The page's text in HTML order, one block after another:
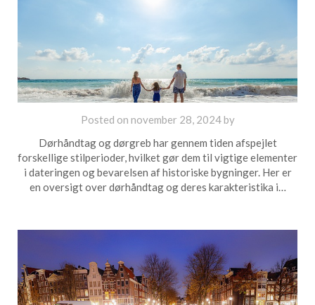
Posted on november 28, 2024by
Dørhåndtag og dørgreb har gennem tiden afspejlet
forskellige stilperioder, hvilket gør dem til vigtige elementer
i dateringen og bevarelsen af historiske bygninger. Her er
en oversigt over dørhåndtag og deres karakteristika i…